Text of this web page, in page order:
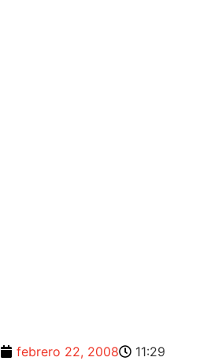
febrero 22, 2008
11:29